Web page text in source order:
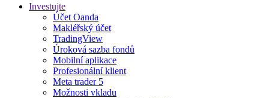
Investujte
Účet Oanda
Makléřský účet
TradingView
Úroková sazba fondů
Mobilní aplikace
Profesionální klient
Meta trader 5
Možnosti vkladu